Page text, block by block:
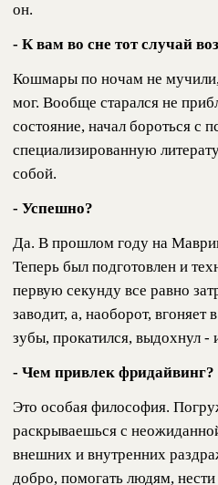
он.
- К вам во сне тот случай
Кошмары по ночам не мучили,
мог. Вообще старался не
состояние, начал бороться с
специализированную
собой.
- Успешно?
Да. В прошлом году на
Теперь был подготовлен и
первую секунду все равно
заводит, а, наоборот,
зубы, прокатился, выдохнул -
- Чем привлек фридайвинг?
Это особая философия.
раскрываешься с
внешних и внутренних
добро, помогать людям,